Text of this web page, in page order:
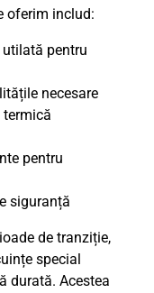
oferim includ:
pentru
necesare
pentru
siguranță
de tranziție,
special
durată. Acestea